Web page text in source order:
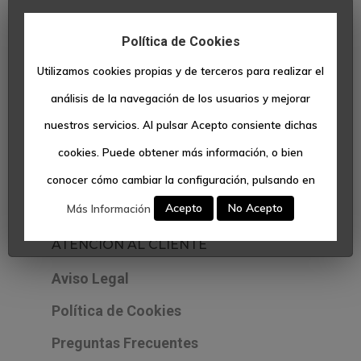
NUESTROS INMUEBLES
Viviendas
Despachos
ATENCIÓN AL CLIENTE
Aviso Legal
Política de Cookies
Preguntas Frecuentes
Política de Cookies
Utilizamos cookies propias y de terceros para realizar el
análisis de la navegación de los usuarios y mejorar
nuestros servicios. Al pulsar Acepto consiente dichas
cookies. Puede obtener más información, o bien
conocer cómo cambiar la configuración, pulsando en
Más Información Acepto No Acepto
Despachos
Garajes Y
Trasteros
Locales
Contacto